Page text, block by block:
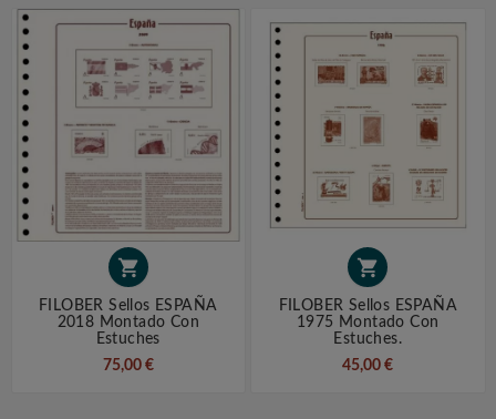

FILOBER Sellos ESPAÑA
2018 Montado Con
Estuches
75,00 €

FILOBER Sellos ESPAÑA
1975 Montado Con
Estuches.
45,00 €